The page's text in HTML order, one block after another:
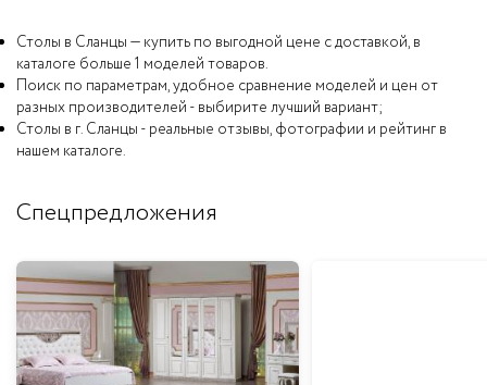
Столы в Сланцы — купить по выгодной цене с доставкой, в
каталоге больше 1 моделей товаров.
Поиск по параметрам, удобное сравнение моделей и цен от
разных производителей - выбирите лучший вариант;
Столы в г. Сланцы - реальные отзывы, фотографии и рейтинг в
нашем каталоге.
Спецпредложения